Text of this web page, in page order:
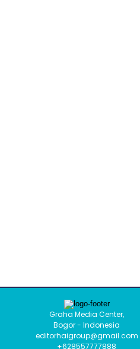
Graha Media Center,
Bogor - Indonesia
editorhaigroup@gmail.com
+628557777888